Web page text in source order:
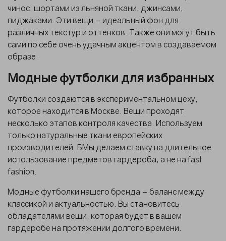
чинос, шортами из льняной ткани, джинсами,
пиджаками. Эти вещи – идеальный фон для
различных текстур и оттенков. Также они могут быть
сами по себе очень удачным акцентом в создаваемом
образе.
Модные футболки для избранных
Футболки создаются в экспериментальном цеху,
которое находится в Москве. Вещи проходят
несколько этапов контроля качества. Используем
только натуральные ткани европейских
производителей. БМы делаем ставку на длительное
использование предметов гардероба, а не на fast
fashion.
Модные футболки нашего бренда – баланс между
классикой и актуальностью. Вы становитесь
обладателями вещи, которая будет в вашем
гардеробе на протяжении долгого времени.